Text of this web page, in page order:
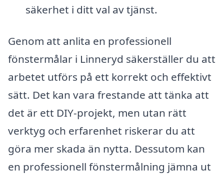
säkerhet i ditt val av tjänst.
Genom att anlita en professionell
fönstermålar i Linneryd säkerställer du att
arbetet utförs på ett korrekt och effektivt
sätt. Det kan vara frestande att tänka att
det är ett DIY-projekt, men utan rätt
verktyg och erfarenhet riskerar du att
göra mer skada än nytta. Dessutom kan
en professionell fönstermålning jämna ut